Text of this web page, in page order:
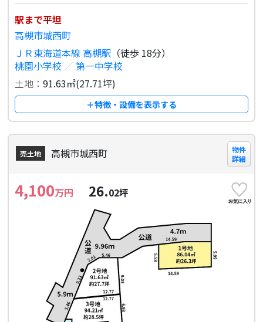
駅まで平坦
高槻市城西町
ＪＲ東海道本線 高槻駅 （徒歩 18分）
桃園小学校 ／ 第一中学校
土地：91.63㎡(27.71坪)
＋特徴・設備を表示する
売土地 高槻市城西町
物件
詳細
4,100万円 26.02坪